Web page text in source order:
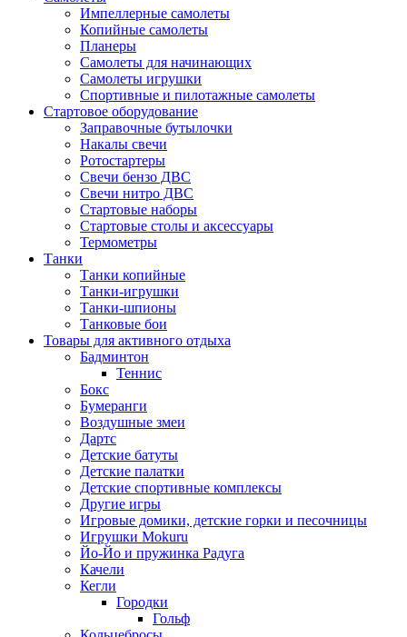
Импеллерные самолеты
Копийные самолеты
Планеры
Самолеты для начинающих
Самолеты игрушки
Спортивные и пилотажные самолеты
Стартовое оборудование
Заправочные бутылочки
Накалы свечи
Ротостартеры
Свечи бензо ДВС
Свечи нитро ДВС
Стартовые наборы
Стартовые столы и аксессуары
Термометры
Танки
Танки копийные
Танки-игрушки
Танки-шпионы
Танковые бои
Товары для активного отдыха
Бадминтон
Теннис
Бокс
Бумеранги
Воздушные змеи
Дартс
Детские батуты
Детские палатки
Детские спортивные комплексы
Другие игры
Игровые домики, детские горки и песочницы
Игрушки Mokuru
Йо-Йо и пружинка Радуга
Качели
Кегли
Городки
Гольф